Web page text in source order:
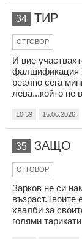
34 ТИР
ОТГОВОР
И вие
фалшификация
реално сега
лева...който не
10:39 15.06.2026
35 ЗАЩО
ОТГОВОР
Зарков не си
възраст.Твоите
хвалби за
голями